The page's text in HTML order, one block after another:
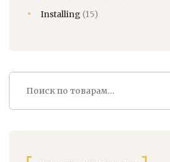
Installing (15)
Искать: